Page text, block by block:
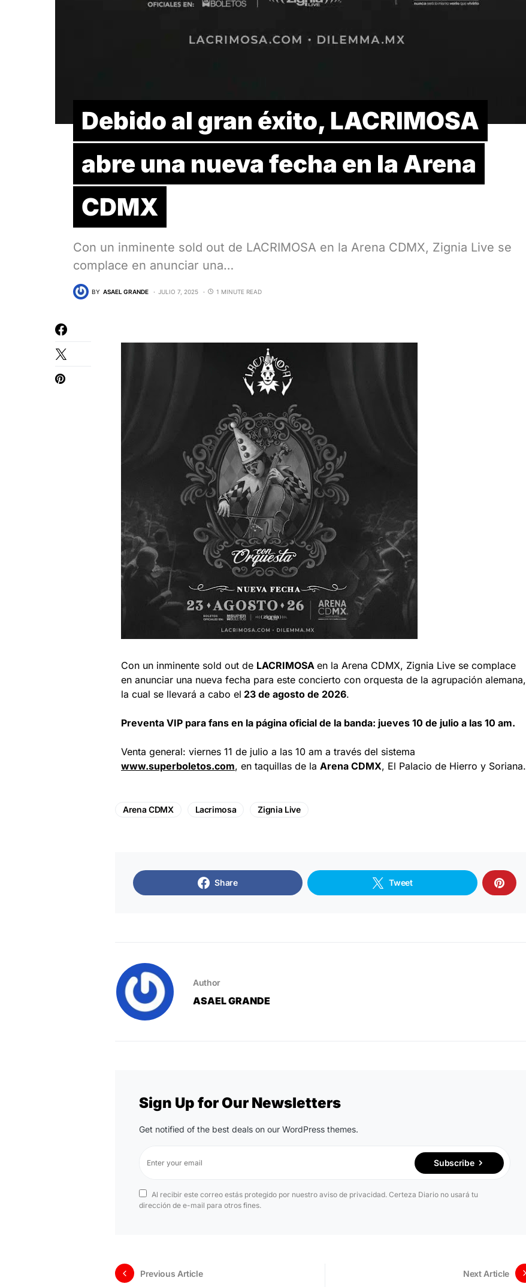
Debido al gran éxito, LACRIMOSA
abre una nueva fecha en la Arena
CDMX
Con un inminente sold out de LACRIMOSA en la Arena CDMX, Zignia Live se
complace en anunciar una…
BY ASAEL GRANDE JULIO 7, 2025 1 MINUTE READ
Con un inminente sold out de LACRIMOSA en la Arena CDMX, Zignia Live se complace
en anunciar una nueva fecha para este concierto con orquesta de la agrupación alemana,
la cual se llevará a cabo el 23 de agosto de 2026.
Preventa VIP para fans en la página oficial de la banda: jueves 10 de julio a las 10 am.
Venta general: viernes 11 de julio a las 10 am a través del sistema
www.superboletos.com, en taquillas de la Arena CDMX, El Palacio de Hierro y Soriana.
Arena CDMX Lacrimosa Zignia Live
Share Tweet
Author
ASAEL GRANDE
Sign Up for Our Newsletters
Get notified of the best deals on our WordPress themes.
Subscribe
Al recibir este correo estás protegido por nuestro aviso de privacidad. Certeza Diario no usará tu
dirección de e-mail para otros fines.
Previous Article Next Article